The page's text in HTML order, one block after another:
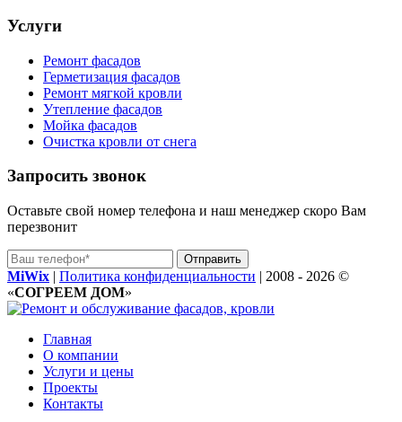
Услуги
Ремонт фасадов
Герметизация фасадов
Ремонт мягкой кровли
Утепление фасадов
Мойка фасадов
Очистка кровли от снега
Запросить звонок
Оставьте свой номер телефона и наш менеджер скоро Вам
перезвонит
Отправить
MiWix | Политика конфиденциальности | 2008 - 2026 ©
«СОГРЕЕМ ДОМ»
Главная
О компании
Услуги и цены
Проекты
Контакты